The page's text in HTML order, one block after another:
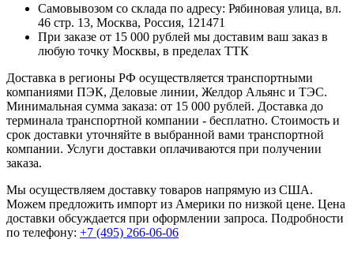
Самовывозом со склада по адресу: Рябиновая улица, вл.
46 стр. 13, Москва, Россия, 121471
При заказе от 15 000 рублей мы доставим ваш заказ в
любую точку Москвы, в пределах ТТК
Доставка в регионы РФ осуществляется транспортными
компаниями ПЭК, Деловые линии, Желдор Альянс и ТЭС.
Минимальная сумма заказа: от 15 000 рублей. Доставка до
терминала транспортной компании - бесплатно. Стоимость и
срок доставки уточняйте в выбранной вами транспортной
компании. Услуги доставки оплачиваются при получении
заказа.
Мы осуществляем доставку товаров напрямую из США.
Можем предложить импорт из Америки по низкой цене. Цена
доставки обсуждается при оформлении запроса. Подробности
по телефону: +7 (495) 266-06-06